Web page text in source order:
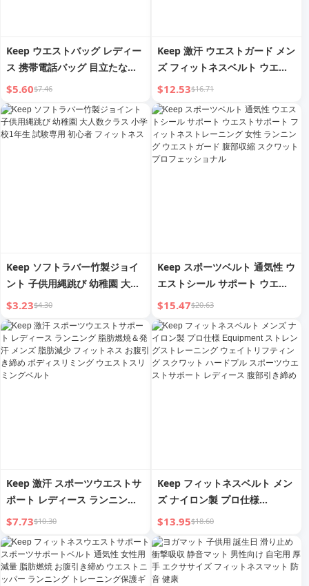
Keep ウエストバッグ レディー
ス 携帯電話バッグ 目立たない
装備 スポーツ 超薄型 防水 フィ
ットネス マラソン 小型ベルト
メンズ 秋
$5.60$7.46
Keep 激汗 ウエストガード メン
ズ フィットネスベルト ウエス
トサポート スポーツ 脂肪燃焼
ダイエット 腹部引き締め ラン
ニング スクワット トレーニン
グ 専用
$12.53$16.71
Keep ソフトラバー竹製ジョイ
ント 子供用縄跳び 幼稚園 大人
数クラス 小学校1年生 試験専用
初心者 フィットネス
$3.23$4.30
Keep スポーツベルト 通気性 ウ
エストシール サポート ウエス
トサポート フィットネストレー
ニング 女性 ランニング ウエス
トガード 腹部収縮 スクワット
プロフェッショナル
$15.47$20.63
Keep 激汗 スポーツウエストサ
ポート レディース ランニング
脂肪燃焼＆発汗 メンズ 脂肪減
少 フィットネス お腹引き締め
ボディスリミング ウエストスリ
ミングベルト
$7.73$10.30
Keep フィットネスベルト メン
ズ ナイロン製 プロ仕様
Equipment ストレングストレ
ーニング ウェイトリフティング
スクワット ハードプル スポー
ツウエストサポート レディース
腹部引き締め
$13.95$18.60